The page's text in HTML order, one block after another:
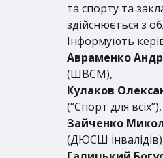
та спорту та
здійснюється з
Інформують
Авраменко
(ШВСМ),
Кулаков
(“Спорт для всіх”),
Зайченко
(ДЮСШ